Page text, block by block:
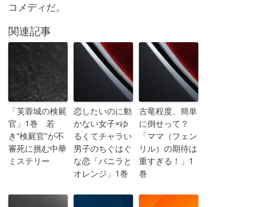
コメディだ。
関連記事
「芙蓉城の検屍
官」1巻 若
き“検屍官”が不
審死に挑む中華
ミステリー
恋したいのに動
かない女子×ゆ
るくてチャラい
男子のちぐはぐ
な恋「バニラと
オレンジ」1巻
古竜程度、簡単
に倒せって？
「ママ（フェン
リル）の期待は
重すぎる！」1
巻